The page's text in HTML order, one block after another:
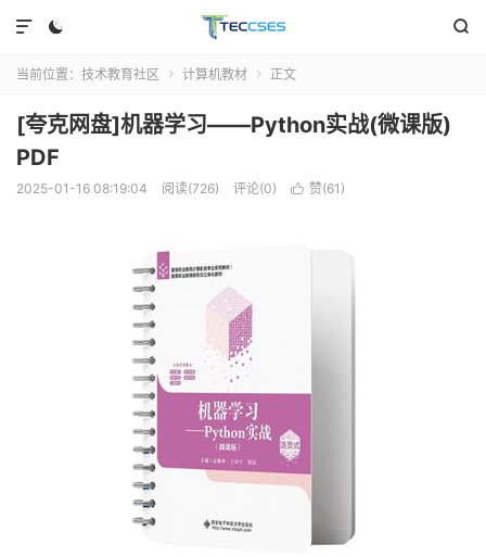
 

当前位置： 技术教育社区  计算机教材  正文
[夸克网盘]机器学习——Python实战(微课版)
PDF
2025-01-16 08:19:04 阅读(726) 评论(0)  赞(61 )